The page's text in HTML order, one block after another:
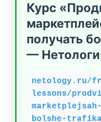
Курс
получать
—
netology.ru/
lessons/
bolshe-